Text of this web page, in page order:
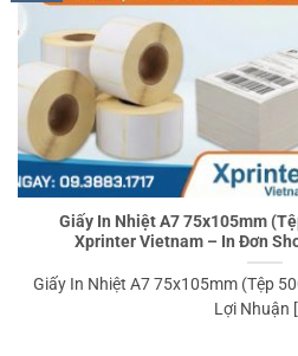
Giấy In Nhiệt A7 75x105mm
Xprinter Vietnam – In Đơn
Giấy In Nhiệt A7 75x105mm (Tệp
Lợi Nhuận